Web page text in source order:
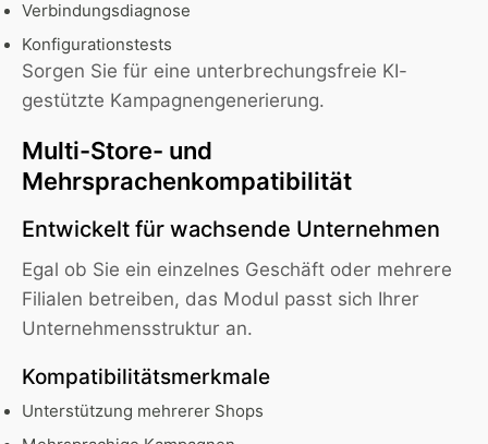
Verbindungsdiagnose
Konfigurationstests
Sorgen Sie für eine unterbrechungsfreie KI-
gestützte Kampagnengenerierung.
Multi-Store- und
Mehrsprachenkompatibilität
Entwickelt für wachsende Unternehmen
Egal ob Sie ein einzelnes Geschäft oder mehrere
Filialen betreiben, das Modul passt sich Ihrer
Unternehmensstruktur an.
Kompatibilitätsmerkmale
Unterstützung mehrerer Shops